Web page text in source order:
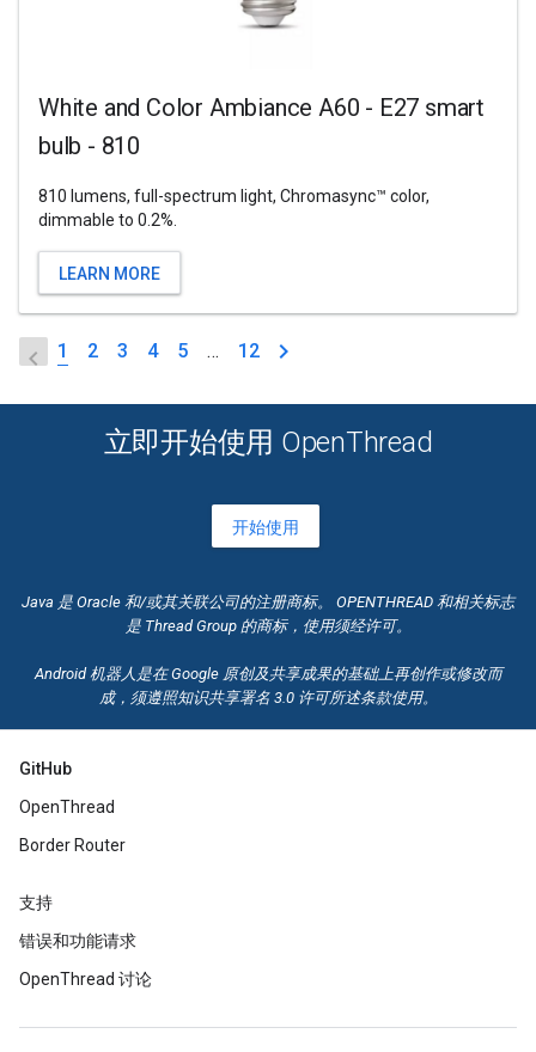
White and Color Ambiance A60 - E27 smart
bulb - 810
810 lumens, full-spectrum light, Chromasync™ color,
dimmable to 0.2%.
LEARN MORE
1 2 3 4 5 … 12
立即开始使用 OpenThread
开始使用
Java 是 Oracle 和/或其关联公司的注册商标。 OPENTHREAD 和相关标志
是 Thread Group 的商标，使用须经许可。
Android 机器人是在 Google 原创及共享成果的基础上再创作或修改而
成，须遵照知识共享署名 3.0 许可所述条款使用。
GitHub
OpenThread
Border Router
支持
错误和功能请求
OpenThread 讨论